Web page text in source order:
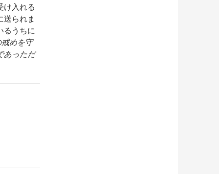
け入れる
送られま
るうちに
めを守
あっただ